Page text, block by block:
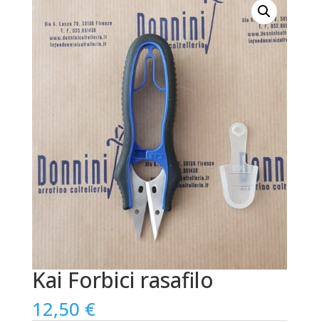
Kai Forbici rasafilo
12,50 €